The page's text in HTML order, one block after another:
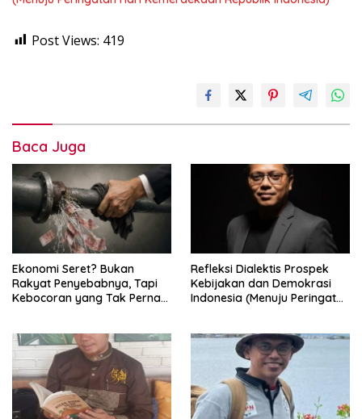
Post Views: 419
Baca Juga
Ekonomi Seret? Bukan
Rakyat Penyebabnya, Tapi
Kebocoran yang Tak Pernah
Refleksi Dialektis Prospek
Kebijakan dan Demokrasi
Indonesia (Menuju Peringatan